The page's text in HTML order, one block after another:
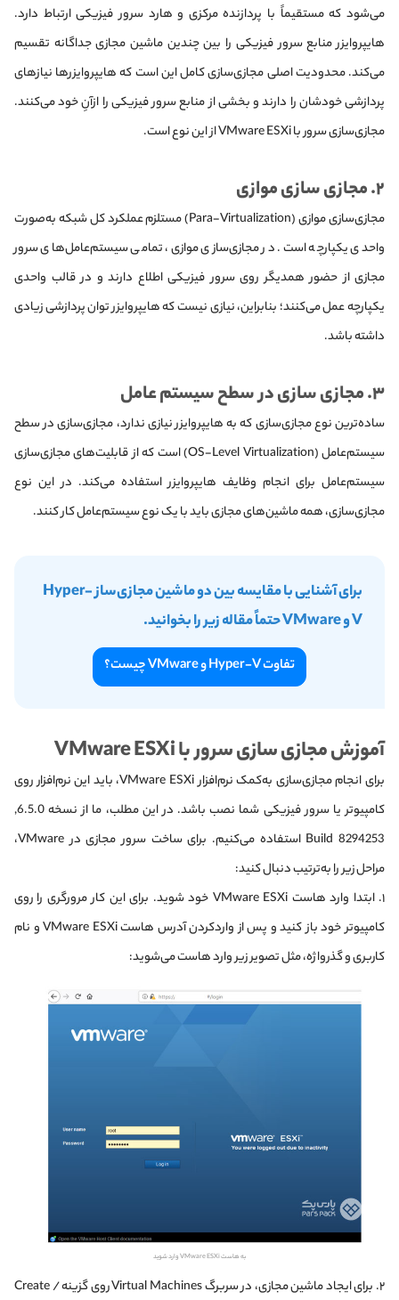
می‌شود که مستقیماً با پردازنده مرکزی و هارد سرور فیزیکی ارتباط دارد.
هایپروایزر منابع سرور فیزیکی را بین چندین ماشین مجازی جداگانه تقسیم
می‌کند. محدودیت اصلی مجازی‌سازی کامل این است که هایپروایزرها نیازهای
پردازشی خودشان را دارند و بخشی از منابع سرور فیزیکی را ازآنِ خود می‌کنند.
مجازی‌سازی سرور با VMware ESXi از این نوع است.
۲. مجازی‌ سازی موازی
مجازی‌سازی موازی (Para-Virtualization) مستلزم عملکرد کل شبکه به‌صورت
واحدی یکپارچه است. در مجازی‌سازی موازی، تمامی سیستم‌‌عامل‌های سرور
مجازی از حضور همدیگر روی سرور فیزیکی اطلاع دارند و در قالب واحدی
یکپارچه عمل می‌کنند؛ بنابراین، نیازی نیست که هایپروایزر توان پردازشی زیادی
داشته باشد.
۳. مجازی‌ سازی در سطح سیستم‌ عامل
ساده‌ترین نوع مجازی‌سازی که به هایپروایزر نیازی ندارد، مجازی‌سازی در سطح
سیستم‌عامل (OS-Level Virtualization) است که از قابلیت‌های مجازی‌سازی
سیستم‌عامل برای انجام وظایف هایپروایزر استفاده می‌کند. در این نوع
مجازی‌سازی، همه ماشین‌های مجازی باید با یک نوع سیستم‌عامل کار کنند.
برای آشنایی با مقایسه بین دو ماشین مجازی‌ساز Hyper-
V و VMware حتماً مقاله زیر را بخوانید.
تفاوت Hyper-V و VMware چیست؟
آموزش مجازی‌ سازی سرور با VMware ESXi
برای انجام مجازی‌سازی به‌کمک نرم‌افزار VMware ESXi، باید این نرم‌افزار روی
کامپیوتر یا سرور فیزیکی شما نصب باشد. در این مطلب، ما از نسخه 6.5.0,
Build 8294253 استفاده می‌کنیم. برای ساخت سرور مجازی در VMware،
مراحل زیر را به‌ترتیب دنبال کنید:
۱. ابتدا وارد هاست VMware ESXi خود شوید. برای این کار مرورگری را روی
کامپیوتر خود باز کنید و پس از وارد‌کردن آدرس هاست VMware ESXi و نام
کاربری و گذرواژه، مثل تصویر زیر وارد هاست می‌شوید:
به هاست VMware ESXi وارد شوید
۲. برای ایجاد ماشین مجازی، در سربرگ Virtual Machines روی گزینه Create /